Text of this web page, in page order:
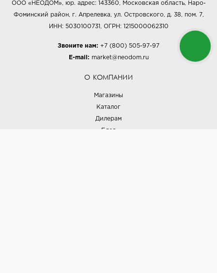
ООО «НЕОДОМ», юр. адрес: 143360, Московская область, Наро-
Фоминский район, г. Апрелевка, ул. Островского, д. 38, пом. 7,
ИНН: 5030100731, ОГРН: 1215000062310
Звоните нам: +7 (800) 505-97-97
E-mail: market@neodom.ru
О КОМПАНИИ
Магазины
Каталог
Дилерам
Блог